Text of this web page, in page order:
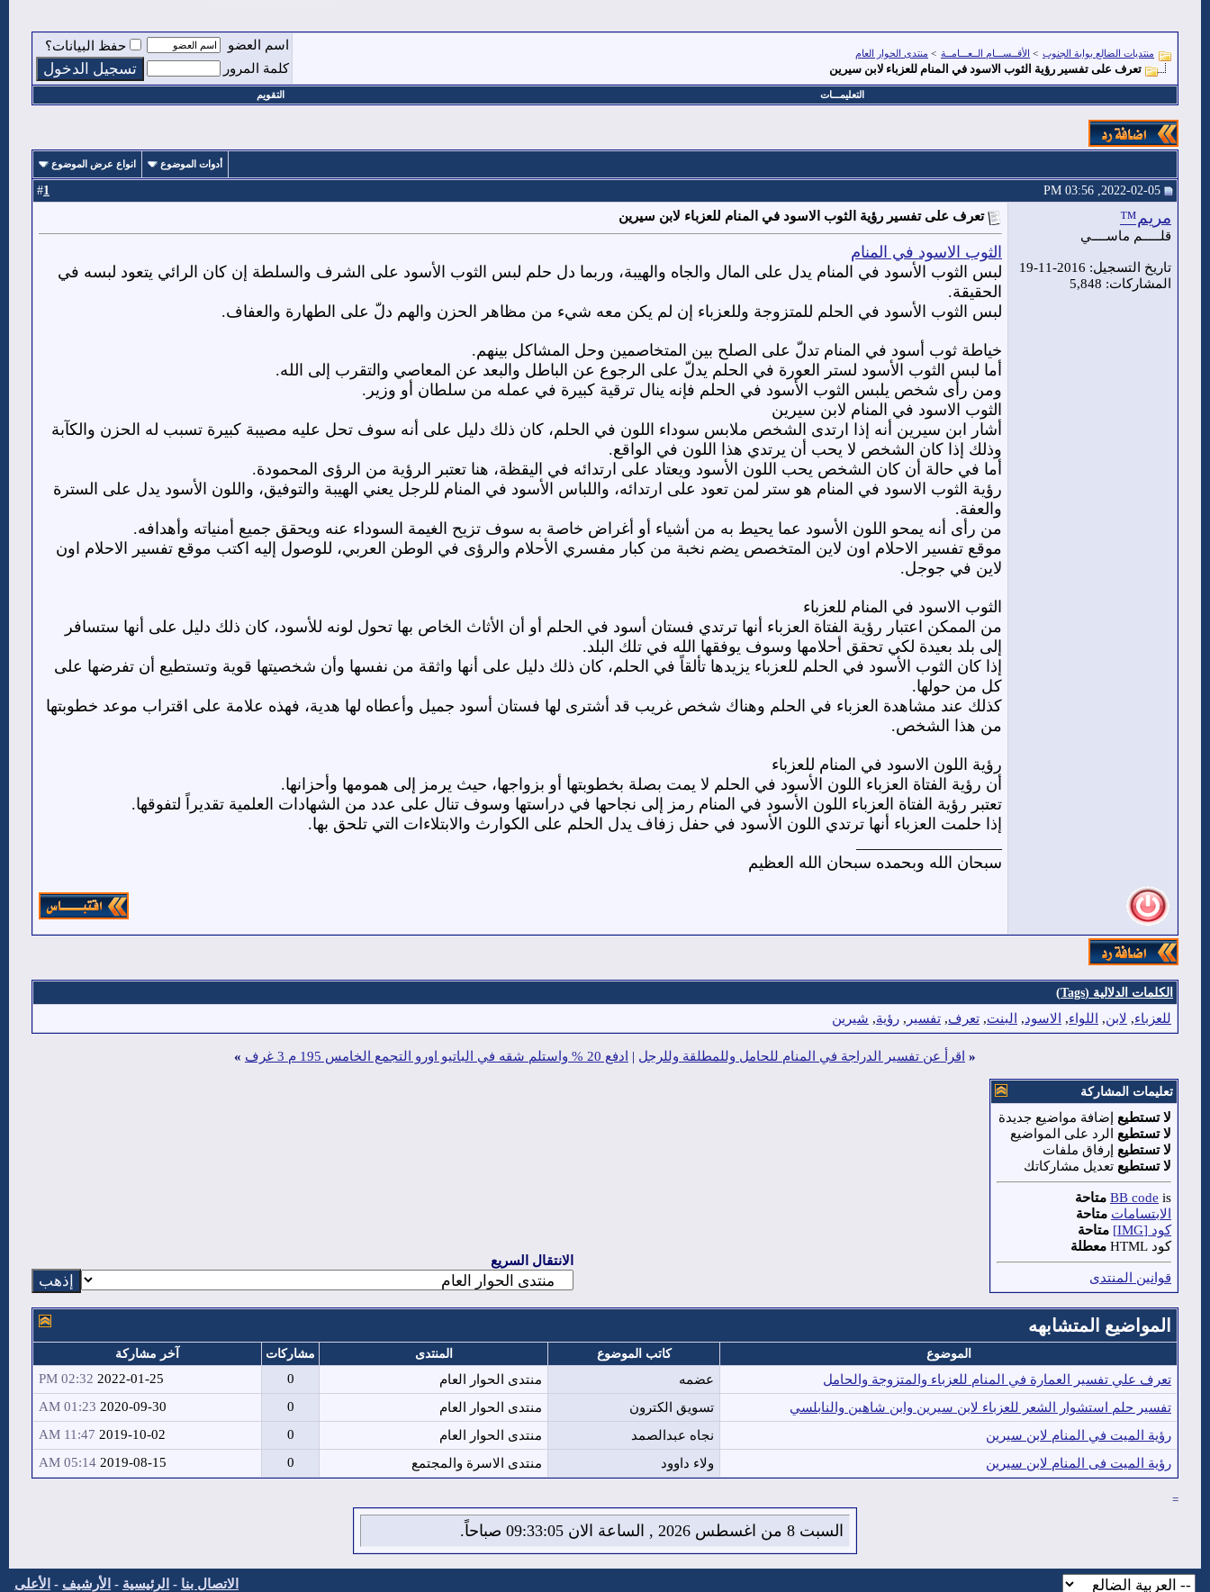
منتديات الضالع بوابة الجنوب > الأقــســـام الــعـــامــة > منتدى الحوار العام
تعرف على تفسير رؤية الثوب الاسود في المنام للعزباء لابن سيرين
اسم العضو
حفظ البيانات؟
كلمة المرور
التعليمـــات التقويم
أدوات الموضوع انواع عرض الموضوع
1
مريم™
قلـــــم ماســــي
تاريخ التسجيل: 2016-11-19
المشاركات: 5,848
تعرف على تفسير رؤية الثوب الاسود في المنام للعزباء لابن سيرين
الثوب الاسود في المنام
لبس الثوب الأسود في المنام يدل على المال والجاه والهيبة، وربما دل حلم لبس الثوب الأسود على الشرف والسلطة إن كان الرائي يتعود لبسه في
الحقيقة.
لبس الثوب الأسود في الحلم للمتزوجة وللعزباء إن لم يكن معه شيء من مظاهر الحزن والهم دلّ على الطهارة والعفاف.
خياطة ثوب أسود في المنام تدلّ على الصلح بين المتخاصمين وحل المشاكل بينهم.
أما لبس الثوب الأسود لستر العورة في الحلم يدلّ على الرجوع عن الباطل والبعد عن المعاصي والتقرب إلى الله.
ومن رأى شخص يلبس الثوب الأسود في الحلم فإنه ينال ترقية كبيرة في عمله من سلطان أو وزير.
الثوب الاسود في المنام لابن سيرين
أشار ابن سيرين أنه إذا ارتدى الشخص ملابس سوداء اللون في الحلم، كان ذلك دليل على أنه سوف تحل عليه مصيبة كبيرة تسبب له الحزن والكآبة
وذلك إذا كان الشخص لا يحب أن يرتدي هذا اللون في الواقع.
أما في حالة أن كان الشخص يحب اللون الأسود ويعتاد على ارتدائه في اليقظة، هنا تعتبر الرؤية من الرؤى المحمودة.
رؤية الثوب الاسود في المنام هو ستر لمن تعود على ارتدائه، واللباس الأسود في المنام للرجل يعني الهيبة والتوفيق، واللون الأسود يدل على السترة
والعفة.
من رأى أنه يمحو اللون الأسود عما يحيط به من أشياء أو أغراض خاصة به سوف تزيح الغيمة السوداء عنه ويحقق جميع أمنياته وأهدافه.
موقع تفسير الاحلام اون لاين المتخصص يضم نخبة من كبار مفسري الأحلام والرؤى في الوطن العربي، للوصول إليه اكتب موقع تفسير الاحلام اون
لاين في جوجل.
الثوب الاسود في المنام للعزباء
من الممكن اعتبار رؤية الفتاة العزباء أنها ترتدي فستان أسود في الحلم أو أن الأثاث الخاص بها تحول لونه للأسود، كان ذلك دليل على أنها ستسافر
إلى بلد بعيدة لكي تحقق أحلامها وسوف يوفقها الله في تلك البلد.
إذا كان الثوب الأسود في الحلم للعزباء يزيدها تألقاً في الحلم، كان ذلك دليل على أنها واثقة من نفسها وأن شخصيتها قوية وتستطيع أن تفرضها على
كل من حولها.
كذلك عند مشاهدة العزباء في الحلم وهناك شخص غريب قد أشترى لها فستان أسود جميل وأعطاه لها هدية، فهذه علامة على اقتراب موعد خطوبتها
من هذا الشخص.
رؤية اللون الاسود في المنام للعزباء
أن رؤية الفتاة العزباء اللون الأسود في الحلم لا يمت بصلة بخطوبتها أو بزواجها، حيث يرمز إلى همومها وأحزانها.
تعتبر رؤية الفتاة العزباء اللون الأسود في المنام رمز إلى نجاحها في دراستها وسوف تنال على عدد من الشهادات العلمية تقديراً لتفوقها.
إذا حلمت العزباء أنها ترتدي اللون الأسود في حفل زفاف يدل الحلم على الكوارث والابتلاءات التي تلحق بها.
سبحان الله وبحمده سبحان الله العظيم
الكلمات الدلالية (Tags)
للعزباء, لابن, اللواء, الاسود, البنت, تعرف, تفسير , رؤية, شيرين
« اقرأ عن تفسير الدراجة في المنام للحامل وللمطلقة وللرجل | ادفع 20 % واستلم شقه في الباتيو اورو التجمع الخامس 195 م 3 غرف »
تعليمات المشاركة
لا تستطيع إضافة مواضيع جديدة
لا تستطيع الرد على المواضيع
لا تستطيع إرفاق ملفات
لا تستطيع تعديل مشاركاتك
BB code is
متاحة
الابتسامات متاحة
كود [IMG]
متاحة
كود HTML
معطلة
قوانين المنتدى
الانتقال السريع
المواضيع المتشابهه
الموضوع كاتب الموضوع المنتدى مشاركات آخر مشاركة
تعرف علي تفسير العمارة في المنام للعزباء والمتزوجة والحامل عضمه منتدى الحوار العام 0
2022-01-25
02:32 PM
تفسير حلم استشوار الشعر للعزباء لابن سيرين وابن شاهين والنابلسي
تسويق الكترون منتدى الحوار العام 0
2020-09-30
01:23 AM
رؤية الميت في المنام لابن سيرين
نجاه عبدالصمد منتدى الحوار العام 0
2019-10-02
11:47 AM
رؤية الميت فى المنام لابن سيرين
ولاء داوود منتدى الاسرة والمجتمع 0
2019-08-15
05:14 AM
=
السبت 8 من اغسطس 2026 , الساعة الان 09:33:06 صباحاً.
الاتصال بنا - الرئيسية - الأرشيف - الأعلى